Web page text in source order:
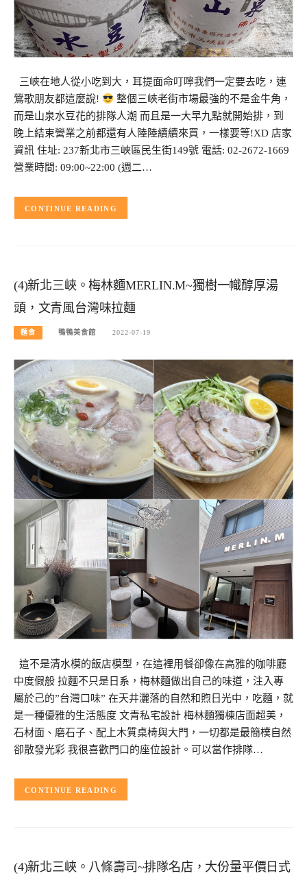
三峽在地人從小吃到大，耳提面命叮嚀我們一定要去吃，連
鶯歌朋友都這麼說!
整個三峽老街市場最強的不是金牛角，
而是山泉水豆花的排隊人潮 而且是一大早九點就開始排，到
晚上結束營業之前都還有人陸陸續續來買，一樣要等!XD 店家
資訊 住址: 237新北市三峽區民生街149號 電話: 02-2672-1669
營業時間: 09:00~22:00 (週二…
CONTINUE READING
(4)新北三峽。梅林麵MERLIN.M~獨樹一幟醇厚湯
頭，文青風台灣味拉麵
麵食 鴨鴨美食館 2022-07-19
這不是清水模的飯店模型，在這裡用餐卻像在高雅的咖啡廳
中度假般 拉麵不只是日系，梅林麵做出自己的味道，注入專
屬於己的”台灣口味” 在天井灑落的自然和煦日光中，吃麵，就
是一種優雅的生活態度 文青私宅設計 梅林麵獨棟店面超美，
石材面、磨石子、配上木質桌椅與大門，一切都是最簡樸自然
卻散發光彩 我很喜歡門口的座位設計。可以當作排隊…
CONTINUE READING
(4)新北三峽。八條壽司~排隊名店，大份量平價日式